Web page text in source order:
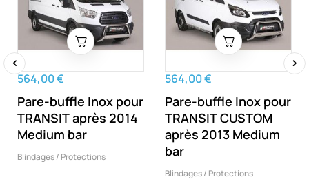
564,00 €
Pare-buffle Inox pour
TRANSIT après 2014
Medium bar
Blindages / Protections
564,00 €
Pare-buffle Inox pour
TRANSIT CUSTOM
après 2013 Medium
bar
Blindages / Protections